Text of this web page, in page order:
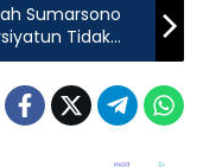
Sumarsono